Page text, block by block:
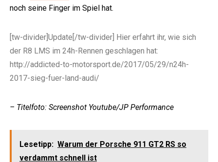
noch seine Finger im Spiel hat.
[tw-divider]Update[/tw-divider] Hier erfahrt ihr, wie sich
der R8 LMS im 24h-Rennen geschlagen hat:
http://addicted-to-motorsport.de/2017/05/29/n24h-
2017-sieg-fuer-land-audi/
– Titelfoto: Screenshot Youtube/JP Performance
Lesetipp: Warum der Porsche 911 GT2 RS so
verdammt schnell ist